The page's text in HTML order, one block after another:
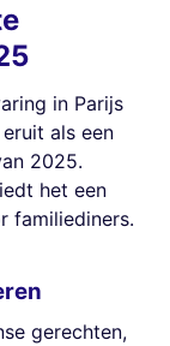
in Parijs
eruit als een
2025.
het een
familiediners.
gerechten,